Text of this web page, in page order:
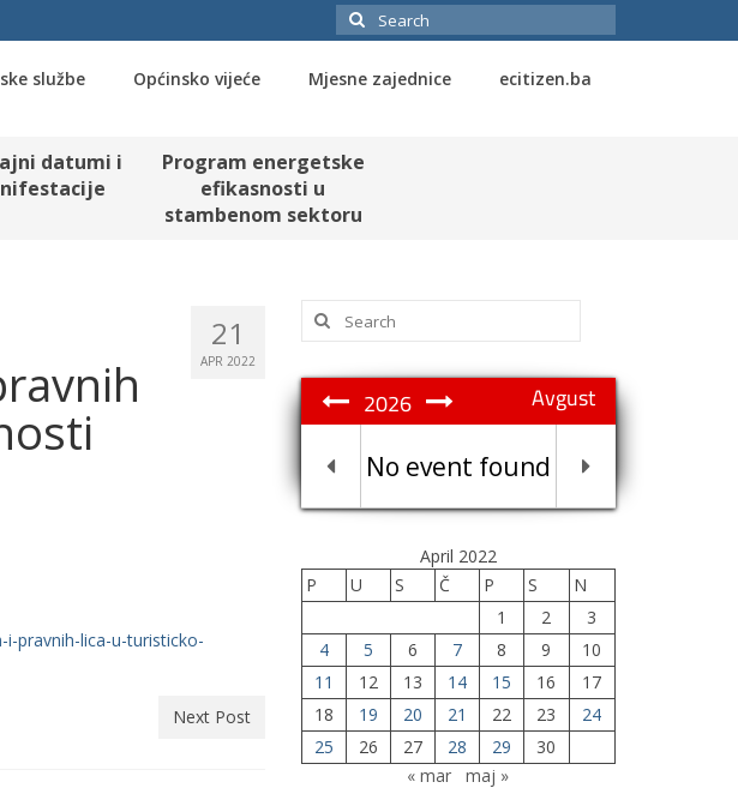
Search
for:
službe Općinsko vijeće Mjesne zajednice ecitizen.ba
datumi i
Program energetske
efikasnosti u
stambenom sektoru
21
APR 2022
pravnih-lica-u-turisticko-
Next Post
Search
for:
Avgust
2026
No event found
April 2022
P
U S Č P S
N
1
2
3
4
5 6 7 8 9
10
11
12 13 14 15 16
17
18
19 20 21 22 23
24
25
26 27 28 29
30
« mar
maj »